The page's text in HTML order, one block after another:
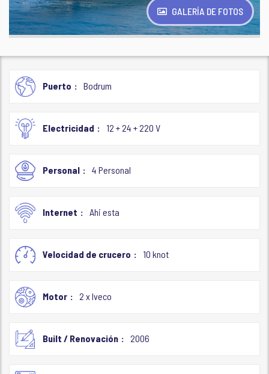
GALERÍA DE FOTOS
Puerto Bodrum
Electricidad 12 + 24 + 220 V
Personal 4 Personal
Internet Ahi esta
Velocidad de crucero 10 knot
Motor 2 x Iveco
Built / Renovación 2006